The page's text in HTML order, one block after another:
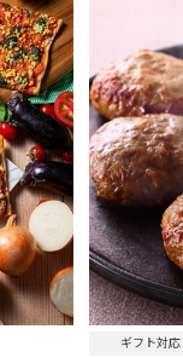
ギフト対応